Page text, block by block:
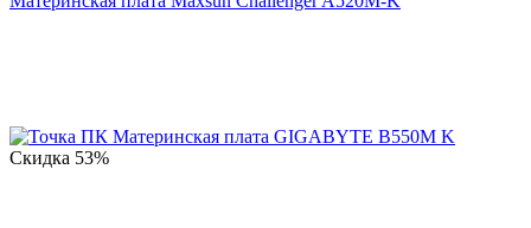
Скидка 53%